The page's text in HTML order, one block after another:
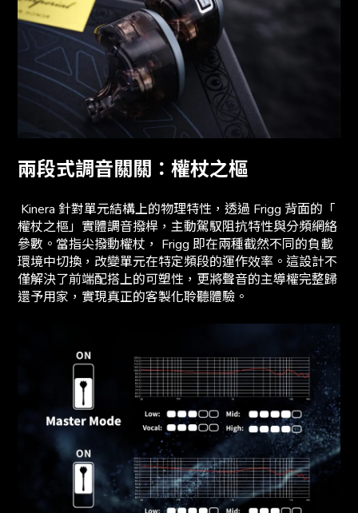
兩段式調音關關：權杖之樞
Kinera 針對單元結構上的物理特性，透過 Frigg 背面的「
權杖之樞」實體調音撥桿，主動駕馭阻抗特性與分頻網絡
參數。當指尖撥動權杖， Frigg 即在兩種截然不同的負載
環境中切換，改變單元在特定頻段的運作效率。這設計不
僅解決了前端配搭上的可塑性，更將聲音的主導權完整歸
還予用家，實現真正的客製化聆聽體驗。